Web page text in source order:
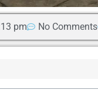
pm No Comments